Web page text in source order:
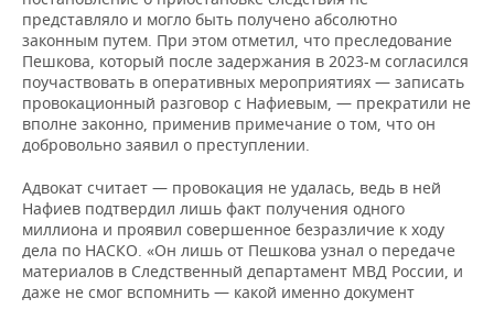
представляло и могло быть получено абсолютно
законным путем. При этом отметил, что преследование
Пешкова, который после задержания в 2023-м согласился
поучаствовать в оперативных мероприятиях — записать
провокационный разговор с Нафиевым, — прекратили не
вполне законно, применив примечание о том, что он
добровольно заявил о преступлении.
Адвокат считает — провокация не удалась, ведь в ней
Нафиев подтвердил лишь факт получения одного
миллиона и проявил совершенное безразличие к ходу
дела по НАСКО. «Он лишь от Пешкова узнал о передаче
материалов в Следственный департамент МВД России, и
даже не смог вспомнить — какой именно документ